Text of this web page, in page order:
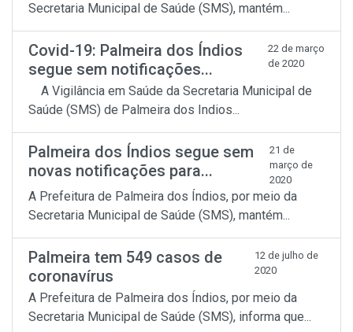
Secretaria Municipal de Saúde (SMS), mantém...
Covid-19: Palmeira dos Índios
segue sem notificações...
22 de março
de 2020
A Vigilância em Saúde da Secretaria Municipal de
Saúde (SMS) de Palmeira dos Indios...
Palmeira dos Índios segue sem
novas notificações para...
21 de
março de
2020
A Prefeitura de Palmeira dos Índios, por meio da
Secretaria Municipal de Saúde (SMS), mantém...
Palmeira tem 549 casos de
coronavírus
12 de julho de
2020
A Prefeitura de Palmeira dos Índios, por meio da
Secretaria Municipal de Saúde (SMS), informa que...